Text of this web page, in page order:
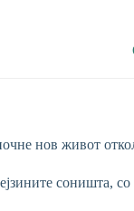
нов живот
соништа, со